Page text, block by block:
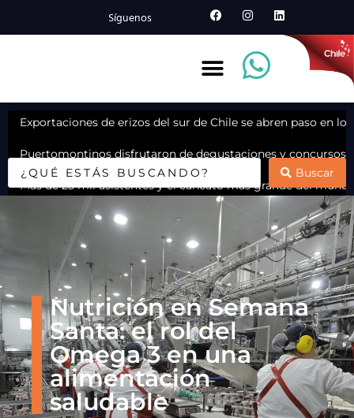
Síguenos
Exportaciones de erizos del sur de Chile se abren paso en
Puertomontinos disfrutaron de degustaciones y concursos
Más de 25 mil asistentes y el cancato más grande del
Estudiantes podrán acceder a más pescados y mariscos
Analizaron propiedades del cochayuyo para nuevos
Sello Azul de Sernapesca cumple 10 años y abre nueva
Buscar
Nutrición en Semana
Santa: el rol del
Omega 3 en una
alimentación
saludable